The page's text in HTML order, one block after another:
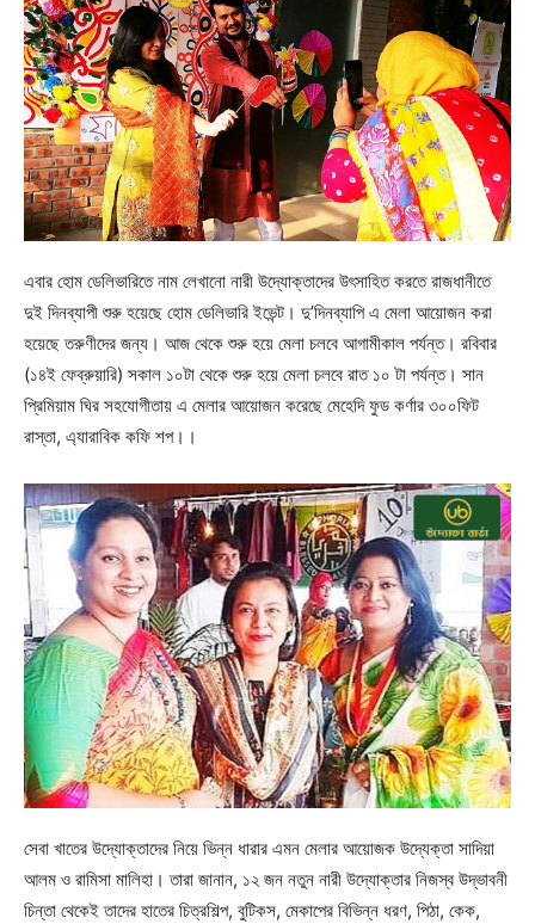
এবার হোম ডেলিভারিতে নাম লেখানো নারী উদ্যোক্তাদের উৎসাহিত করতে রাজধানীতে
দুই দিনব্যাপী শুরু হয়েছে হোম ডেলিভারি ইভেন্ট। দু’দিনব্যাপি এ মেলা আয়োজন করা
হয়েছে তরুণীদের জন্য। আজ থেকে শুরু হয়ে মেলা চলবে আগামীকাল পর্যন্ত। রবিবার
(১৪ই ফেব্রুয়ারি) সকাল ১০টা থেকে শুরু হয়ে মেলা চলবে রাত ১০ টা পর্যন্ত। সান
প্রিমিয়াম ঘির সহযোগীতায় এ মেলার আয়োজন করেছে মেহেদি ফুড কর্ণার ৩০০ফিট
রাস্তা, এ্যারাবিক কফি শপ।।
সেবা খাতের উদ্যোক্তাদের নিয়ে ভিন্ন ধারার এমন মেলার আয়োজক উদ্যেক্তা সাদিয়া
আলম ও রামিসা মালিহা। তারা জানান, ১২ জন নতুন নারী উদ্যোক্তার নিজস্ব উদ্ভাবনী
চিন্তা থেকেই তাদের হাতের চিত্রশিল্প, বুটিকস, মেকাপের বিভিন্ন ধরণ, পিঠা, কেক,